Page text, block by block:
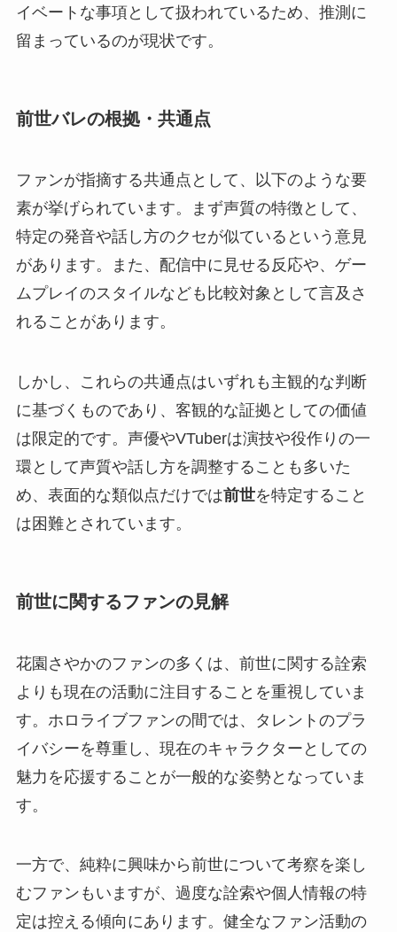
イベートな事項として扱われているため、推測に
留まっているのが現状です。
前世バレの根拠・共通点
ファンが指摘する共通点として、以下のような要
素が挙げられています。まず声質の特徴として、
特定の発音や話し方のクセが似ているという意見
があります。また、配信中に見せる反応や、ゲー
ムプレイのスタイルなども比較対象として言及さ
れることがあります。
しかし、これらの共通点はいずれも主観的な判断
に基づくものであり、客観的な証拠としての価値
は限定的です。声優やVTuberは演技や役作りの一
環として声質や話し方を調整することも多いた
め、表面的な類似点だけでは前世を特定すること
は困難とされています。
前世に関するファンの見解
花園さやかのファンの多くは、前世に関する詮索
よりも現在の活動に注目することを重視していま
す。ホロライブファンの間では、タレントのプラ
イバシーを尊重し、現在のキャラクターとしての
魅力を応援することが一般的な姿勢となっていま
す。
一方で、純粋に興味から前世について考察を楽し
むファンもいますが、過度な詮索や個人情報の特
定は控える傾向にあります。健全なファン活動の